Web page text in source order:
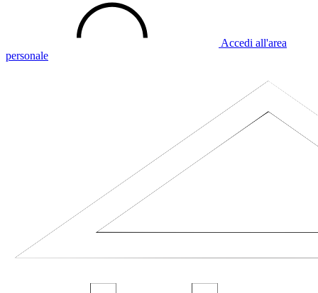
Accedi all'area
personale